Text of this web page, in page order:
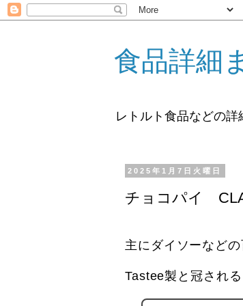
食品詳細
レトルト食品などの詳
2025年1月7日火曜日
チョコパイ
主にダイソーなど
Tastee製と冠され